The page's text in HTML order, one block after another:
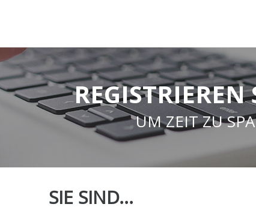
REGISTRIEREN
UM ZEIT ZU
SIE SIND...